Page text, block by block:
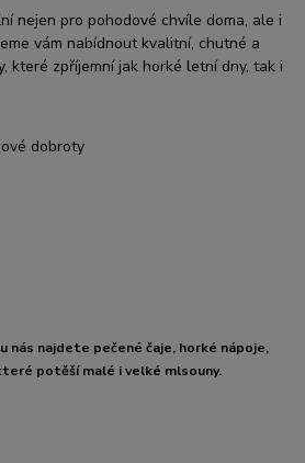
nejen pro pohodové chvíle doma, ale i
vám nabídnout kvalitní, chutné a
které zpříjemní jak horké letní dny, tak i
nás najdete pečené čaje, horké nápoje,
potěší malé i velké mlsouny.